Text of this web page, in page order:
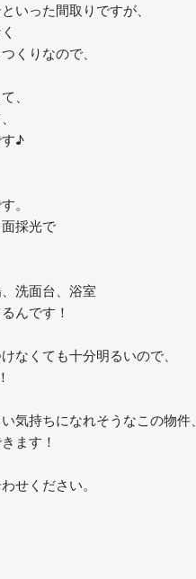
いった間取りですが、
くりなので、
、
♪
。
採光で
洗面台、浴室
んです！
なくても十分明るいので、
気持ちになれそうなこの物件、
ます！
せください。